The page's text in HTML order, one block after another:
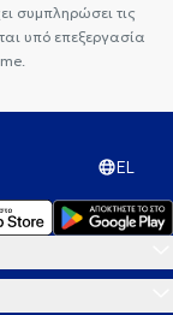
συμπληρώσει τις
υπό επεξεργασία
EL